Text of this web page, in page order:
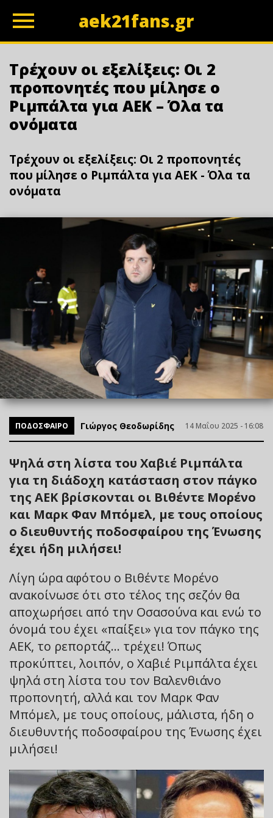
aek21fans.gr
Τρέχουν οι εξελίξεις: Οι 2
προπονητές που μίλησε ο
Ριμπάλτα για ΑΕΚ – Όλα τα
ονόματα
Τρέχουν οι εξελίξεις: Οι 2 προπονητές
που μίλησε ο Ριμπάλτα για ΑΕΚ - Όλα τα
ονόματα
ΠΟΔΟΣΦΑΙΡΟ Γιώργος Θεοδωρίδης 14 Μαΐου 2025 - 16:08
Ψηλά στη λίστα του Χαβιέ Ριμπάλτα
για τη διάδοχη κατάσταση στον πάγκο
της ΑΕΚ βρίσκονται οι Βιθέντε Μορένο
και Μαρκ Φαν Μπόμελ, με τους οποίους
ο διευθυντής ποδοσφαίρου της Ένωσης
έχει ήδη μιλήσει!
Λίγη ώρα αφότου ο Βιθέντε Μορένο
ανακοίνωσε ότι στο τέλος της σεζόν θα
αποχωρήσει από την Οσασούνα και ενώ το
όνομά του έχει «παίξει» για τον πάγκο της
ΑΕΚ, το ρεπορτάζ… τρέχει! Όπως
προκύπτει, λοιπόν, ο Χαβιέ Ριμπάλτα έχει
ψηλά στη λίστα του τον Βαλενθιάνο
προπονητή, αλλά και τον Μαρκ Φαν
Μπόμελ, με τους οποίους, μάλιστα, ήδη ο
διευθυντής ποδοσφαίρου της Ένωσης έχει
μιλήσει!